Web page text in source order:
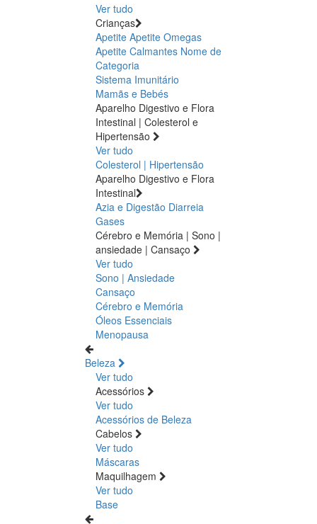
Ver tudo
Crianças
Apetite Apetite Omegas
Apetite Calmantes Nome de
Categoria
Sistema Imunitário
Mamãs e Bebés
Aparelho Digestivo e Flora
Intestinal | Colesterol e
Hipertensão
Ver tudo
Colesterol | Hipertensão
Aparelho Digestivo e Flora
Intestinal
Azia e Digestão Diarreia
Gases
Cérebro e Memória | Sono |
ansiedade | Cansaço
Ver tudo
Sono | Ansiedade
Cansaço
Cérebro e Memória
Óleos Essenciais
Menopausa
Beleza
Ver tudo
Acessórios
Ver tudo
Acessórios de Beleza
Cabelos
Ver tudo
Máscaras
Maquilhagem
Ver tudo
Base